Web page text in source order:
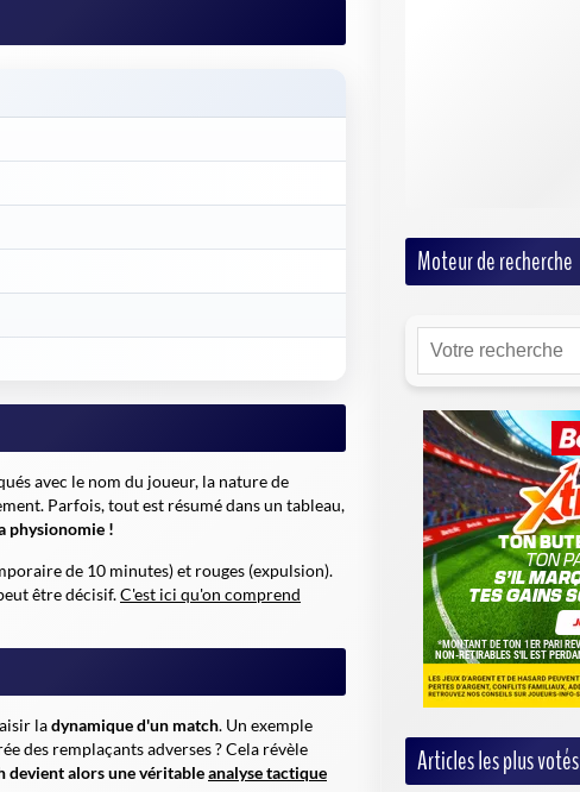
avec le nom du joueur, la nature de
Parfois, tout est résumé dans un tableau,
physionomie !
de 10 minutes) et rouges (expulsion).
être décisif.C'est ici qu'on comprend
ladynamique d'un match. Un exemple
des remplaçants adverses ? Cela révèle
devient alors une véritableanalyse tactique
Moteur de recherche
Articles les plus votés